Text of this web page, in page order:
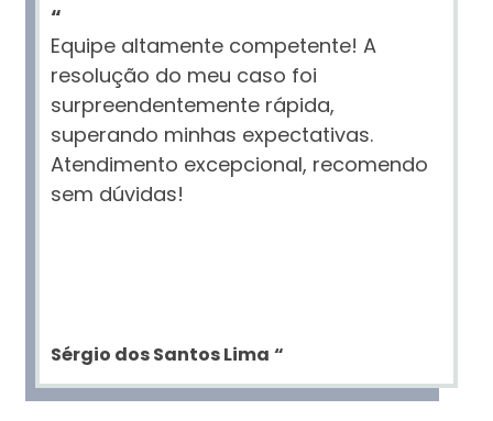
“
Equipe altamente competente! A
resolução do meu caso foi
surpreendentemente rápida,
superando minhas expectativas.
Atendimento excepcional, recomendo
sem dúvidas!
Sérgio dos Santos Lima “